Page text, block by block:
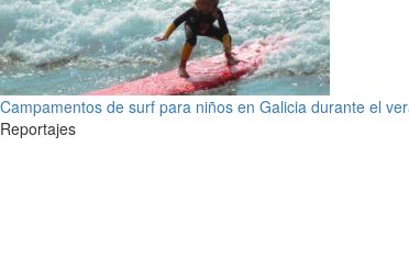
Campamentos de surf para niños en Galicia durante el
Reportajes